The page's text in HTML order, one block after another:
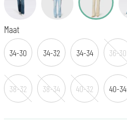
Maat
34-30 34-32 34-34 36-30
38-32 38-34 40-32 40-34